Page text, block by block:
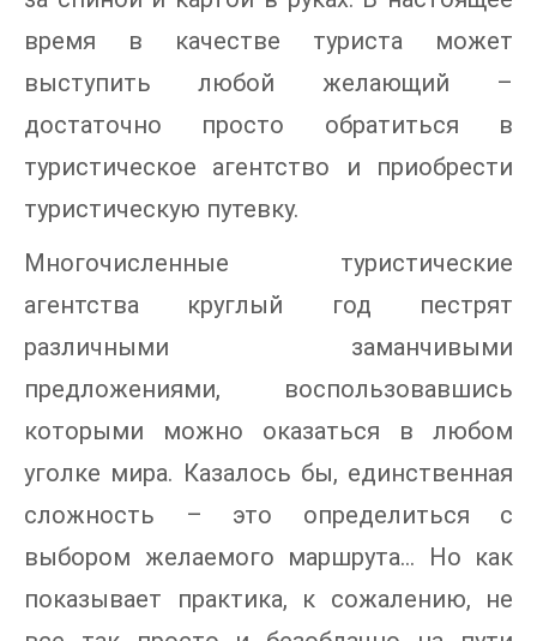
время в качестве туриста может
выступить любой желающий –
достаточно просто обратиться в
туристическое агентство и приобрести
туристическую путевку.
Многочисленные туристические
агентства круглый год пестрят
различными заманчивыми
предложениями, воспользовавшись
которыми можно оказаться в любом
уголке мира. Казалось бы, единственная
сложность – это определиться с
выбором желаемого маршрута… Но как
показывает практика, к сожалению, не